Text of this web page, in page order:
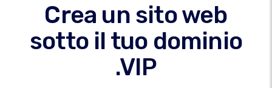
Crea un sito web
sotto il tuo dominio
.VIP